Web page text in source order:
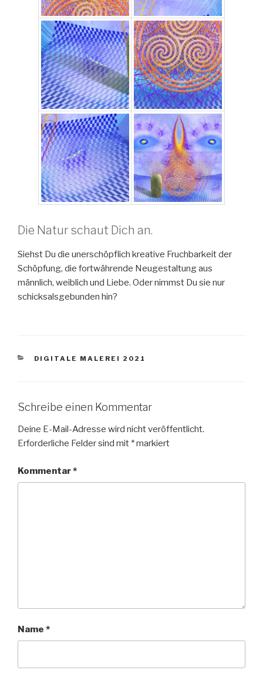
Die Natur schaut Dich an.
Siehst Du die unerschöpflich kreative Fruchbarkeit der
Schöpfung, die fortwährende Neugestaltung aus
männlich, weiblich und Liebe. Oder nimmst Du sie nur
schicksalsgebunden hin?
KATEGORIEN
DIGITALE MALEREI 2021
Schreibe einen Kommentar
Deine E-Mail-Adresse wird nicht veröffentlicht.
Erforderliche Felder sind mit *markiert
Kommentar*
Name *